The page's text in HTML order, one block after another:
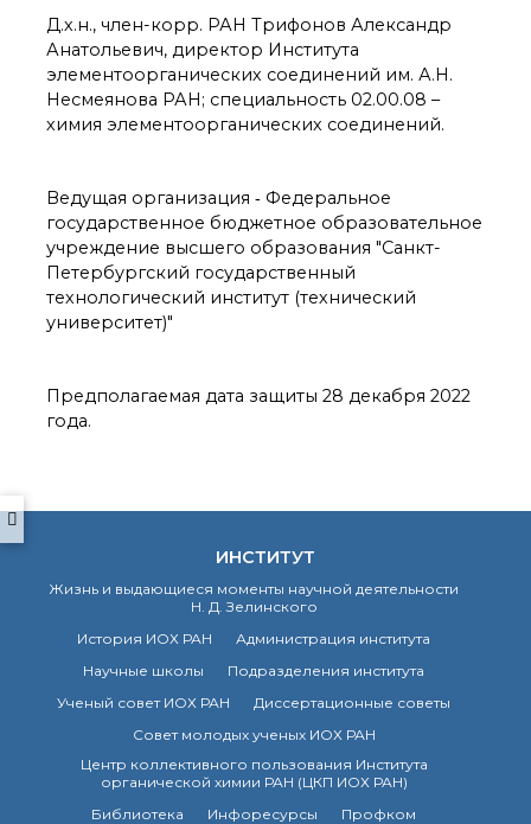
по приоритетным
направлениям НТР РФ
Аспирантура
Рекомендации ВАК
о типовых нарушениях
Новости института
Конференции
диссертационных
советов
Новые лаборатории
Конкурсы вакантных
должностей
Преподавательский
Достижения
Почтовый сервер
Внутренний сайт
Д.х.н., член-корр. РАН Трифонов Александр
Анатольевич, директор Института
элементоорганических соединений им. А.Н.
Несмеянова РАН; специальность 02.00.08 –
химия элементоорганических соединений.
Ведущая организация ‑ Федеральное
государственное бюджетное образовательное
учреждение высшего образования "Санкт-
Петербургский государственный
технологический институт (технический
университет)"
Предполагаемая дата защиты 28 декабря 2022
года.
ИНСТИТУТ
Жизнь и выдающиеся моменты научной деятельности
Н. Д. Зелинского
История ИОХ РАН
Администрация института
Научные школы
Подразделения института
Ученый совет ИОХ РАН
Диссертационные советы
Совет молодых ученых ИОХ РАН
Центр коллективного пользования Института
органической химии РАН (ЦКП ИОХ РАН)
Библиотека
Инфоресурсы
Профком